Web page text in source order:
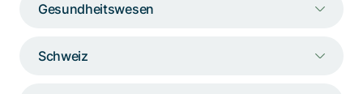
Gesundheitswesen
Schweiz